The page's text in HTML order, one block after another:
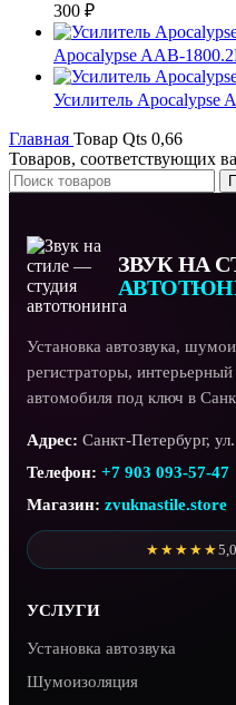
300 ₽
Apocalypse AAB-
Усилитель Apocalypse
Главная Товар Qts 0,66
Товаров, соответствующих
ЗВУК НА
Установка автозвука,
регистраторы,
автомобиля под ключ в
Адрес: Санкт-Петербург,
Телефон: +7 903 093-57-47
Магазин: zvuknastile.store
★★★★★
УСЛУГИ
Установка автозвука
Шумоизоляция